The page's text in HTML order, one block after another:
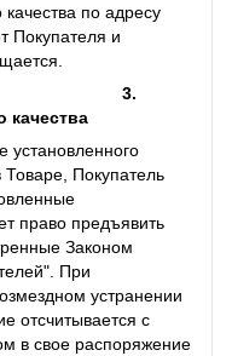
по адресу
Покупателя и
качества
установленного
Товаре, Покупатель
право предъявить
Законом
При
устранении
отсчитывается с
в свое распоряжение